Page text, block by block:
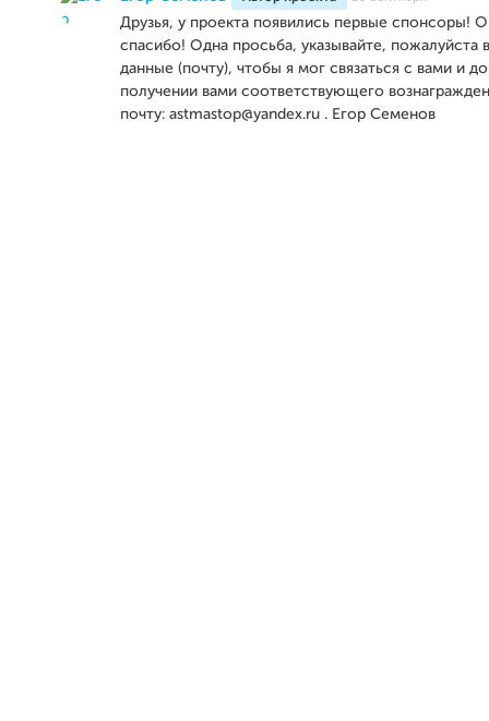
Друзья, у проекта появились первые спонсоры!
спасибо! Одна просьба, указывайте, пожалуйста
данные (почту), чтобы я мог связаться с вами и
получении вами соответствующего
почту: astmastop@yandex.ru . Егор Семенов